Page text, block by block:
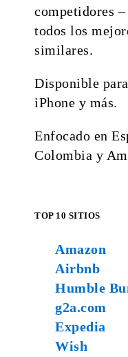
competidores
todos los
similares.
Disponible
iPhone y más.
Enfocado en
Colombia y
TOP 10 SITIOS
Amazon
Airbnb
Humble
g2a.com
Expedia
Wish